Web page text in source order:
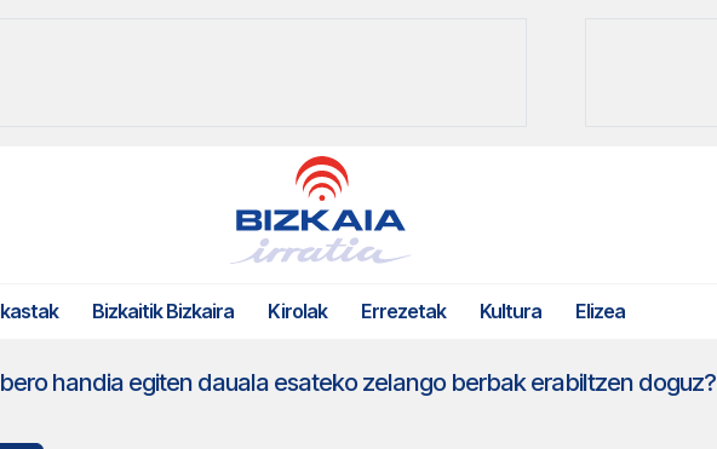
Bizkaitik Bizkaira Kirolak Errezetak Kultura Elizea
handia egiten dauala esateko zelango berbak erabiltzen doguz?